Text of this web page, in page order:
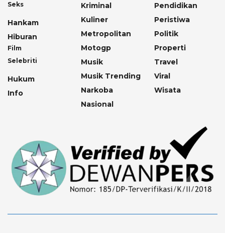
Seks
Hankam
Hiburan
Film
Selebriti
Hukum
Info
Kriminal
Kuliner
Metropolitan
Motogp
Musik
Musik Trending
Narkoba
Nasional
Pendidikan
Peristiwa
Politik
Properti
Travel
Viral
Wisata